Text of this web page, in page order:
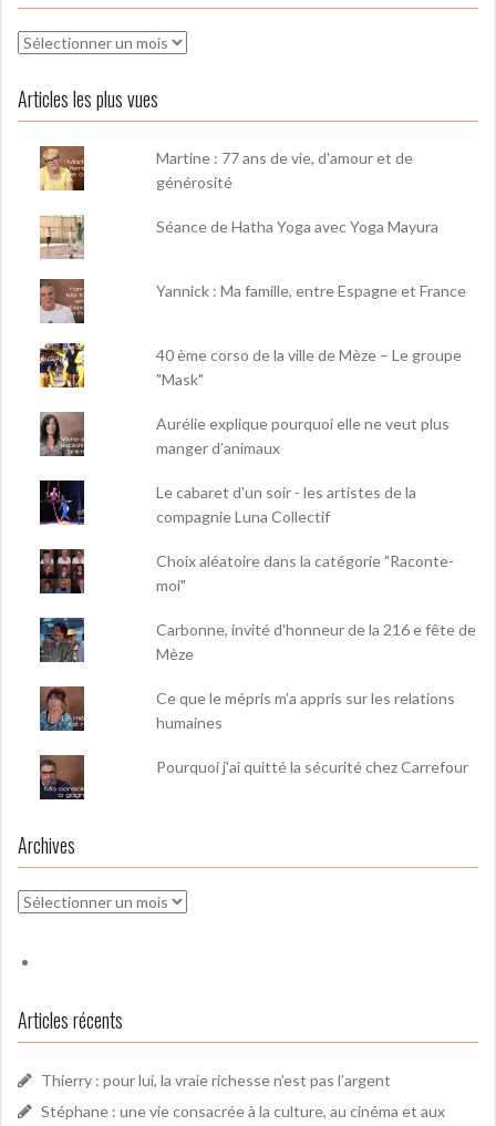
Archives
Articles les plus vues
Martine : 77 ans de vie, d'amour et de
générosité
Séance de Hatha Yoga avec Yoga Mayura
Yannick : Ma famille, entre Espagne et France
40 ème corso de la ville de Mèze – Le groupe
"Mask"
Aurélie explique pourquoi elle ne veut plus
manger d’animaux
Le cabaret d'un soir - les artistes de la
compagnie Luna Collectif
Choix aléatoire dans la catégorie "Raconte-
moi"
Carbonne, invité d'honneur de la 216 e fête de
Mèze
Ce que le mépris m’a appris sur les relations
humaines
Pourquoi j'ai quitté la sécurité chez Carrefour
Archives
Archives
Articles récents
Thierry : pour lui, la vraie richesse n’est pas l’argent
Stéphane : une vie consacrée à la culture, au cinéma et aux